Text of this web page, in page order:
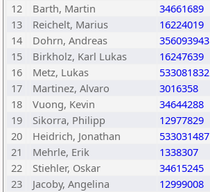
12
Barth, Martin 34661689
13
Reichelt, Marius 16224019
14
Dohrn, Andreas 356093943
15
Birkholz, Karl Lukas 16247639
16
Metz, Lukas 533081832
17
Martinez, Alvaro 3016358
18
Vuong, Kevin 34644288
19
Sikorra, Philipp 12977829
20
Heidrich, Jonathan 533031487
21
Mehrle, Erik 1338307
22
Stiehler, Oskar 34615245
23
Jacoby, Angelina 12999008